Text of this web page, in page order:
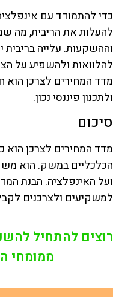
כדי להתמודד עם
להעלות את הריבית, מה
וההשקעות. עלייה
להלוואות ולהשפיע על
מדד המחירים לצרכן הוא
ולתכנון פיננסי נכון.
סיכום
מדד המחירים לצרכן הוא
הכלכליים במשק. הוא
ועל האינפלציה. הבנת
למשקיעים ולצרכנים
רוצים להתחיל
ממומחי